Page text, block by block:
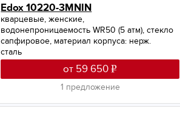
Edox 10220-3MNIN
кварцевые, женские,
водонепроницаемость WR50 (5 атм), стекло
сапфировое, материал корпуса: нерж.
сталь
от 59 650
1 предложение